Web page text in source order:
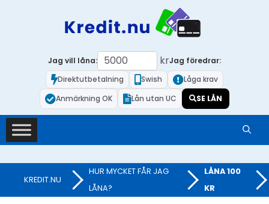
Jag vill låna: krJag föredrar:
Direktutbetalning
Swish
Låga krav
Anmärkning OK
Lån utan UC SE LÅN
KREDIT.NU
HUR MYCKET FÅR JAG
LÅNA?
LÅNA 100
KR